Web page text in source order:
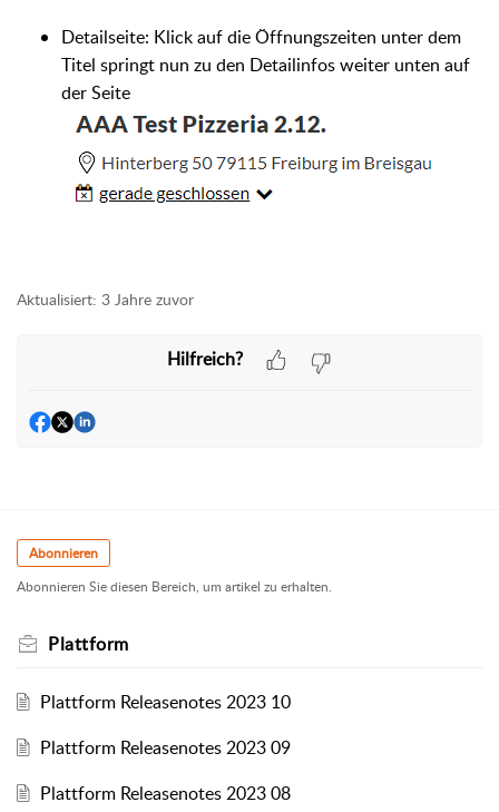
Detailseite: Klick auf die Öffnungszeiten unter dem
Titel springt nun zu den Detailinfos weiter unten auf
der Seite
Aktualisiert: 3 Jahre zuvor
Hilfreich?
Abonnieren
Abonnieren Sie diesen Bereich, um artikel zu erhalten.
Plattform
Plattform Releasenotes 2023 10
Plattform Releasenotes 2023 09
Plattform Releasenotes 2023 08